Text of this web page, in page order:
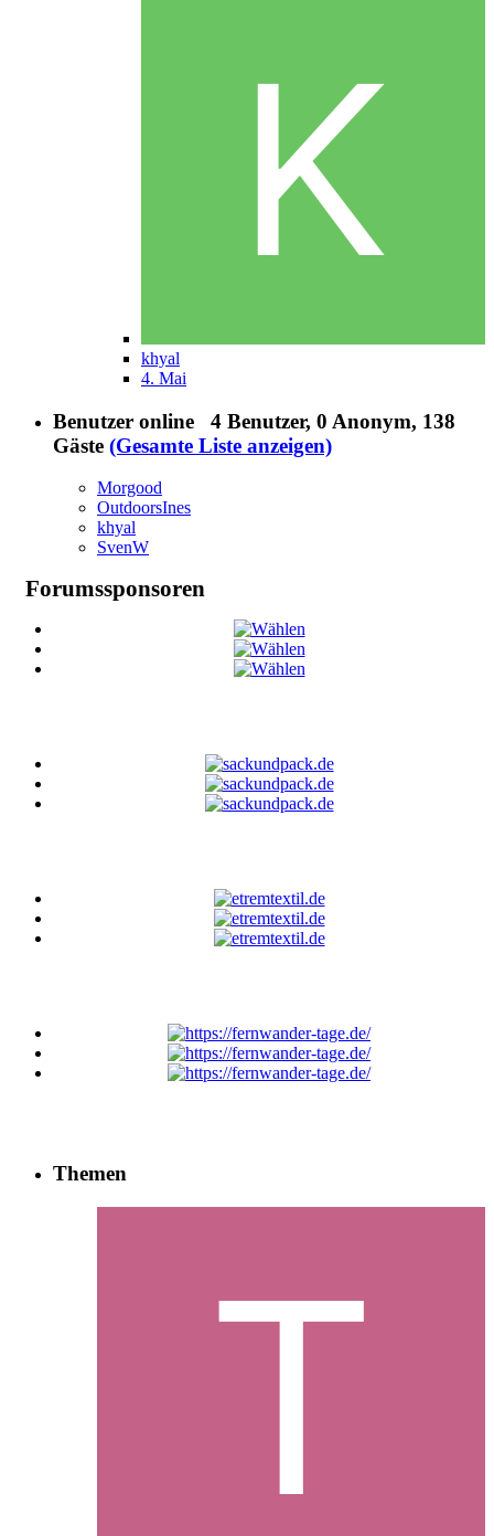
khyal
4. Mai
Benutzer online 4 Benutzer, 0 Anonym, 138
Gäste (Gesamte Liste anzeigen)
Morgood
OutdoorsInes
khyal
SvenW
Forumssponsoren
Themen